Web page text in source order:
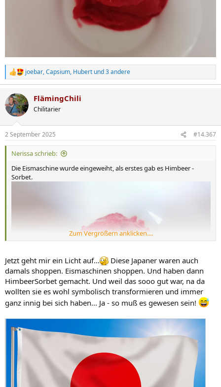
R
e
k
t
i
e
n
joebar,Capsium, Hubert und 3 andere
FlämingChili
Chilitarier
2 September 2025 #14.367
Nerissa schrieb:
Die Eismaschine wurde eingeweiht, als erstes gab es Himbeer -
Sorbet.
Zum Vergrößern anklicken....
Jetzt geht mir ein Licht auf...
Diese Japaner waren auch
damals shoppen. Eismaschinen shoppen. Und haben dann
HimbeerSorbet gemacht. Und weil das sooo gut war, na da
wollten sie es wohl symbolisch transformieren und immer
ganz innig bei sich haben... Ja - so muß es gewesen sein!